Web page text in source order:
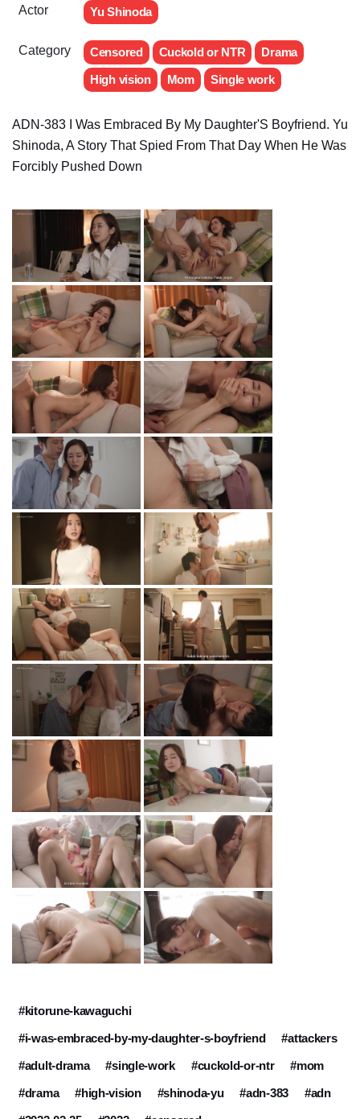
Actor Yu Shinoda
Category Censored Cuckold or NTR
Drama
High vision
Mom Single work
ADN-383 I Was Embraced By My Daughter'S Boyfriend. Yu
Shinoda, A Story That Spied From That Day When He Was
Forcibly Pushed Down
#kitorune-kawaguchi
#i-was-embraced-by-my-daughter-s-boyfriend
#attackers
#adult-drama
#single-work #cuckold-or-ntr
#mom
#drama
#high-vision #shinoda-yu #adn-383
#adn